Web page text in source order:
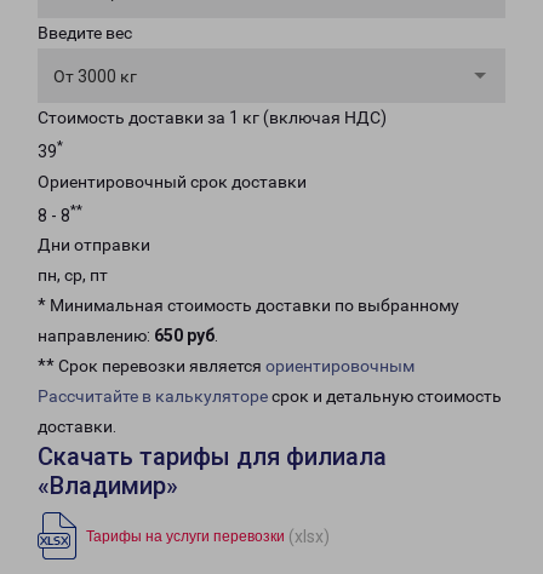
Введите вес
От 3000 кг
Стоимость доставки за 1 кг (включая НДС)
39*
Ориентировочный срок доставки
8 - 8**
Дни отправки
пн, ср, пт
* Минимальная стоимость доставки по выбранному
направлению: 650 руб.
** Срок перевозки является ориентировочным
Рассчитайте в калькуляторесрок и детальную стоимость
доставки.
Скачать тарифы для филиала
«Владимир»
Тарифы на услуги перевозки (xlsx)